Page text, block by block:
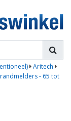
Aritech
- 65 tot